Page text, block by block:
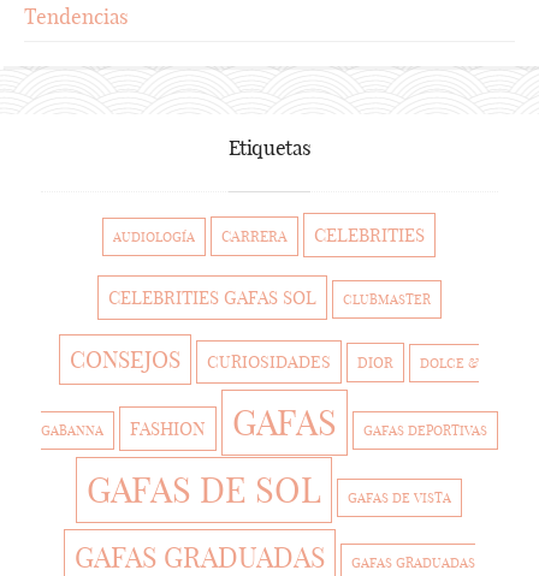
Tendencias
Etiquetas
AUDIOLOGÍA CARRERA CELEBRITIES
CELEBRITIES GAFAS SOL CLUBMASTER
CONSEJOS CURIOSIDADES DIOR DOLCE &
GABANNA FASHION GAFAS GAFAS DEPORTIVAS
GAFAS DE SOL GAFAS DE VISTA
GAFAS GRADUADAS GAFAS GRADUADAS